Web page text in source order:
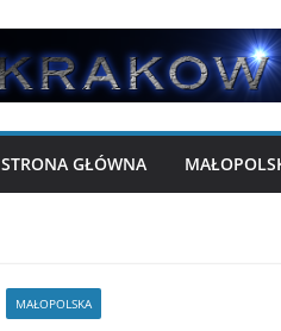
STRONA GŁÓWNA
MAŁOPOLSKA